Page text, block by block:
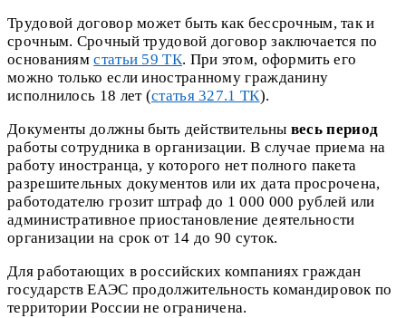
Трудовой договор может быть как бессрочным, так и
срочным. Срочный трудовой договор заключается по
основаниямстатьи 59 ТК. При этом, оформить его
можно только если иностранному гражданину
исполнилось 18 лет (статья 327.1 ТК).
Документы должны быть действительны весь период
работы сотрудника в организации. В случае приема на
работу иностранца, у которого нет полного пакета
разрешительных документов или их дата просрочена,
работодателю грозит штраф до 1 000 000 рублей или
административное приостановление деятельности
организации на срок от 14 до 90 суток.
Для работающих в российских компаниях граждан
государств ЕАЭС продолжительность командировок по
территории России не ограничена.